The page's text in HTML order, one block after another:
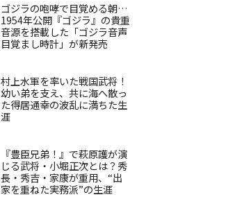
ゴジラの咆哮で目覚める朝…
1954年公開『ゴジラ』の貴重
音源を搭載した「ゴジラ音声
目覚まし時計」が新発売
村上水軍を率いた戦国武将！
幼い弟を支え、共に海へ散っ
た得居通幸の波乱に満ちた生
涯
『豊臣兄弟！』で萩原護が演
じる武将・小堀正次とは？秀
長・秀吉・家康が重用、“出
家を重ねた実務派”の生涯